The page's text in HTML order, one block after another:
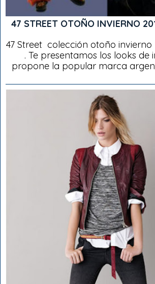
47 STREET OTOÑO INVIERNO
47 Street colección otoño invierno
. Te presentamos los looks de
propone la popular marca